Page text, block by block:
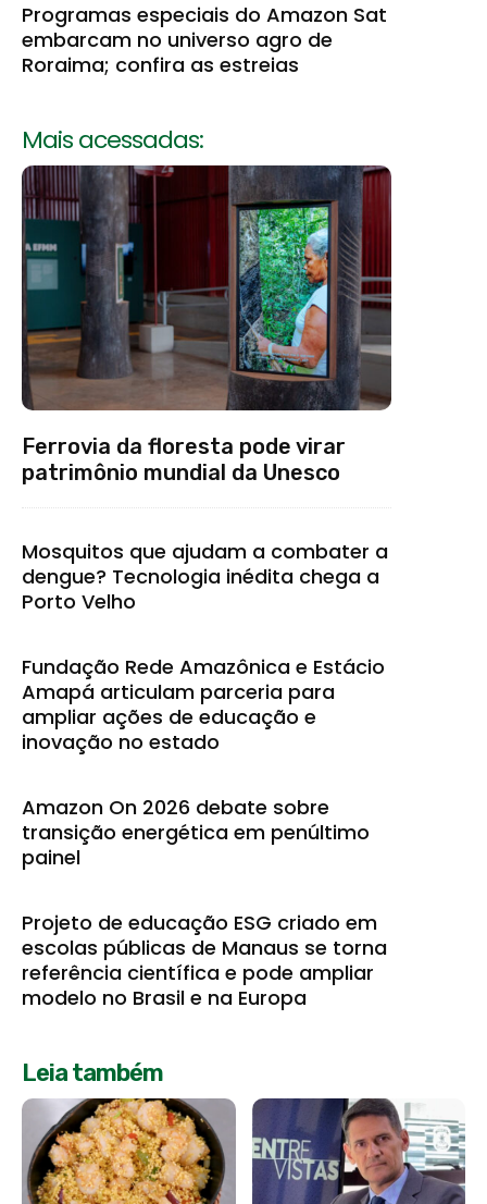
Programas especiais do Amazon Sat
embarcam no universo agro de
Roraima; confira as estreias
Mais acessadas:
Ferrovia da floresta pode virar
patrimônio mundial da Unesco
Mosquitos que ajudam a combater a
dengue? Tecnologia inédita chega a
Porto Velho
Fundação Rede Amazônica e Estácio
Amapá articulam parceria para
ampliar ações de educação e
inovação no estado
Amazon On 2026 debate sobre
transição energética em penúltimo
painel
Projeto de educação ESG criado em
escolas públicas de Manaus se torna
referência científica e pode ampliar
modelo no Brasil e na Europa
Leia também